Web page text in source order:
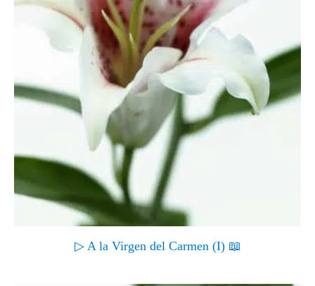
▷ A la Virgen del Carmen (I) 📖